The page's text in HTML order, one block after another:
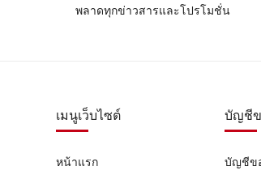
พลาดทุกข่าวสารและโปรโมชั่น
เมนูเว็บไซต์
หน้าแรก
บัญชี
บัญชีข